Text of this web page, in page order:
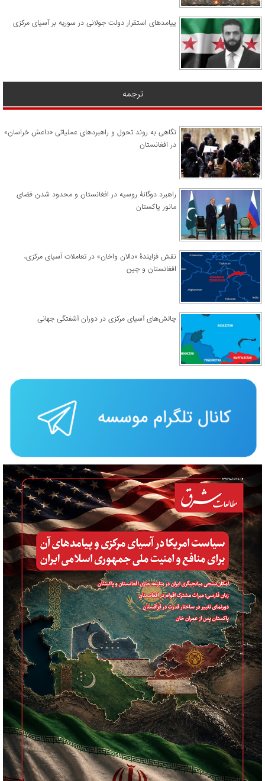
پیامدهای استقرار دولت جولانی در سوریه بر آسیای مرکزی
ترجمه
نگاهی به روند تحول و راهبردهای عملیاتی «داعش خراسان»
در افغانستان
راهبرد دوگانۀ روسیه در افغانستان و محدود شدن فضای
مانور پاکستان
نقش فزایندۀ «دالان واخان» در تعاملات آسیای مرکزی،
افغانستان و چین
چالش‌های آسیای مرکزی در دوران آشفتگی جهانی